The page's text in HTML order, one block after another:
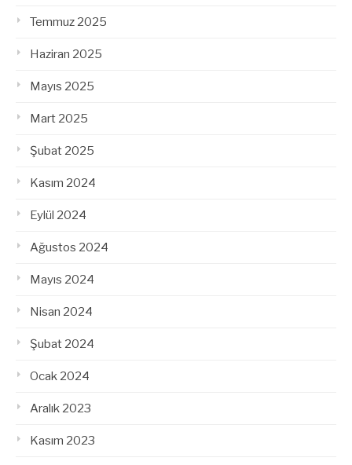
Temmuz 2025
Haziran 2025
Mayıs 2025
Mart 2025
Şubat 2025
Kasım 2024
Eylül 2024
Ağustos 2024
Mayıs 2024
Nisan 2024
Şubat 2024
Ocak 2024
Aralık 2023
Kasım 2023